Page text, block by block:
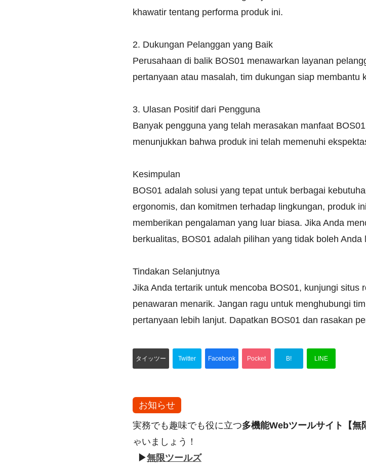
khawatir tentang performa produk ini.
2. Dukungan Pelanggan yang Baik
Perusahaan di balik BOS01 menawarkan layanan
pertanyaan atau masalah, tim dukungan siap membantu
3. Ulasan Positif dari Pengguna
Banyak pengguna yang telah merasakan manfaat
menunjukkan bahwa produk ini telah memenuhi
Kesimpulan
BOS01 adalah solusi yang tepat untuk berbagai
ergonomis, dan komitmen terhadap lingkungan, produk
memberikan pengalaman yang luar biasa. Jika Anda
berkualitas, BOS01 adalah pilihan yang tidak boleh Anda
Tindakan Selanjutnya
Jika Anda tertarik untuk mencoba BOS01, kunjungi situs
penawaran menarik. Jangan ragu untuk menghubungi
pertanyaan lebih lanjut. Dapatkan BOS01 dan rasakan
タイッツー Twitter Facebook Pocket B! LINE
お知らせ
実務でも趣味でも役に立つ多機能Webツールサイト【無
ゃいましょう！
▶無限ツールズ